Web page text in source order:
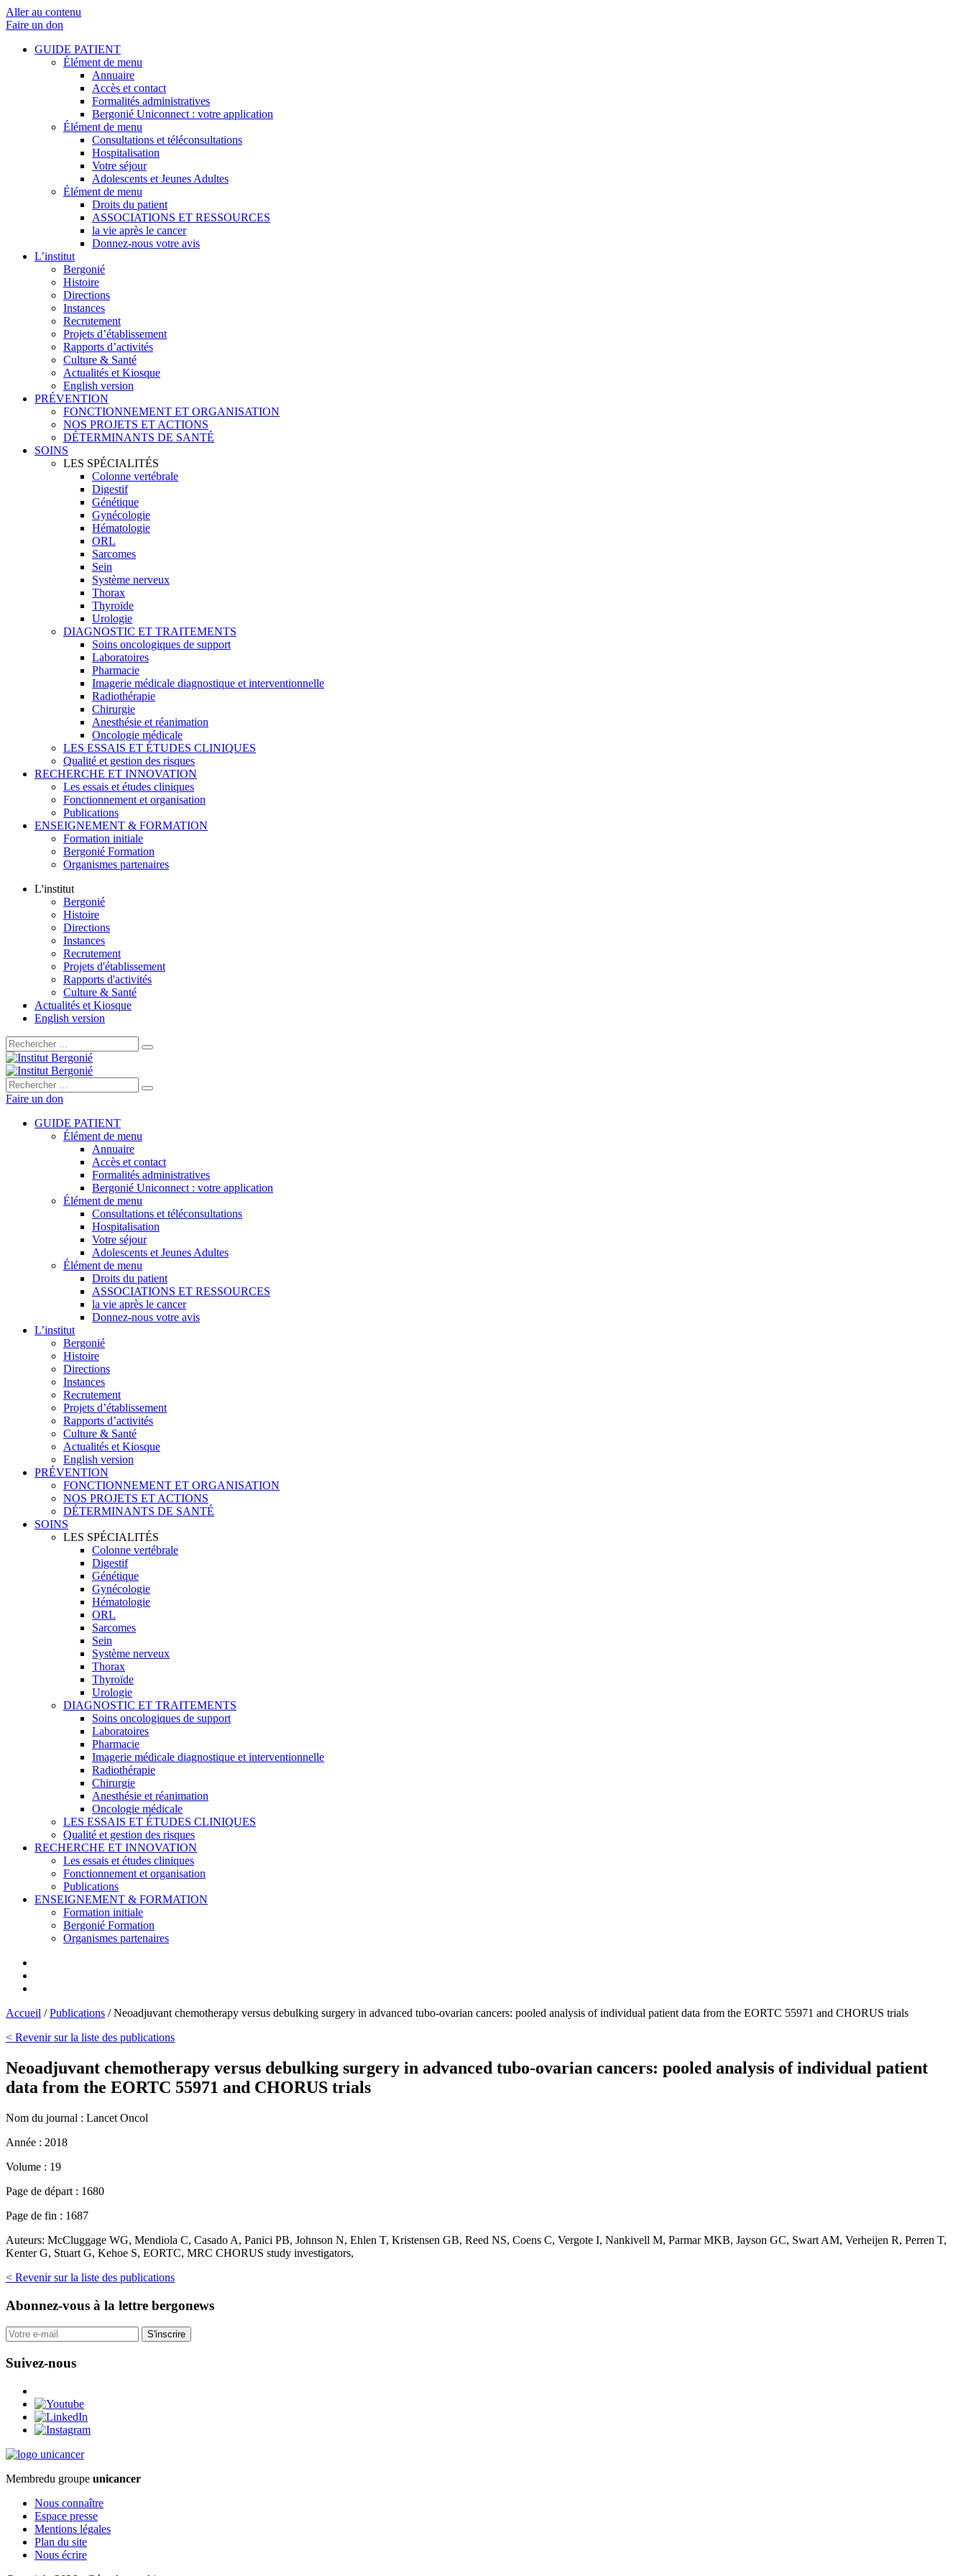
Aller au contenu
Faire un don
GUIDE PATIENT
Élément de menu
Annuaire
Accès et contact
Formalités administratives
Bergonié Uniconnect : votre application
Élément de menu
Consultations et téléconsultations
Hospitalisation
Votre séjour
Adolescents et Jeunes Adultes
Élément de menu
Droits du patient
ASSOCIATIONS ET RESSOURCES
la vie après le cancer
Donnez-nous votre avis
L’institut
Bergonié
Histoire
Directions
Instances
Recrutement
Projets d’établissement
Rapports d’activités
Culture & Santé
Actualités et Kiosque
English version
PRÉVENTION
FONCTIONNEMENT ET ORGANISATION
NOS PROJETS ET ACTIONS
DÉTERMINANTS DE SANTÉ
SOINS
LES SPÉCIALITÉS
Colonne vertébrale
Digestif
Génétique
Gynécologie
Hématologie
ORL
Sarcomes
Sein
Système nerveux
Thorax
Thyroïde
Urologie
DIAGNOSTIC ET TRAITEMENTS
Soins oncologiques de support
Laboratoires
Pharmacie
Imagerie médicale diagnostique et interventionnelle
Radiothérapie
Chirurgie
Anesthésie et réanimation
Oncologie médicale
LES ESSAIS ET ÉTUDES CLINIQUES
Qualité et gestion des risques
RECHERCHE ET INNOVATION
Les essais et études cliniques
Fonctionnement et organisation
Publications
ENSEIGNEMENT & FORMATION
Formation initiale
Bergonié Formation
Organismes partenaires
L'institut
Bergonié
Histoire
Directions
Instances
Recrutement
Projets d'établissement
Rapports d'activités
Culture & Santé
Actualités et Kiosque
English version
Rechercher :
Rechercher :
Faire un don
GUIDE PATIENT
Élément de menu
Annuaire
Accès et contact
Formalités administratives
Bergonié Uniconnect : votre application
Élément de menu
Consultations et téléconsultations
Hospitalisation
Votre séjour
Adolescents et Jeunes Adultes
Élément de menu
Droits du patient
ASSOCIATIONS ET RESSOURCES
la vie après le cancer
Donnez-nous votre avis
L’institut
Bergonié
Histoire
Directions
Instances
Recrutement
Projets d’établissement
Rapports d’activités
Culture & Santé
Actualités et Kiosque
English version
PRÉVENTION
FONCTIONNEMENT ET ORGANISATION
NOS PROJETS ET ACTIONS
DÉTERMINANTS DE SANTÉ
SOINS
LES SPÉCIALITÉS
Colonne vertébrale
Digestif
Génétique
Gynécologie
Hématologie
ORL
Sarcomes
Sein
Système nerveux
Thorax
Thyroïde
Urologie
DIAGNOSTIC ET TRAITEMENTS
Soins oncologiques de support
Laboratoires
Pharmacie
Imagerie médicale diagnostique et interventionnelle
Radiothérapie
Chirurgie
Anesthésie et réanimation
Oncologie médicale
LES ESSAIS ET ÉTUDES CLINIQUES
Qualité et gestion des risques
RECHERCHE ET INNOVATION
Les essais et études cliniques
Fonctionnement et organisation
Publications
ENSEIGNEMENT & FORMATION
Formation initiale
Bergonié Formation
Organismes partenaires
Accueil /Publications /Neoadjuvant chemotherapy versus debulking surgery in advanced tubo-ovarian cancers: pooled analysis of individual patient data from the EORTC 55971 and CHORUS trials
< Revenir sur la liste des publications
Neoadjuvant chemotherapy versus debulking surgery in advanced tubo-ovarian cancers: pooled analysis of individual patient
data from the EORTC 55971 and CHORUS trials
Nom du journal : Lancet Oncol
Année : 2018
Volume : 19
Page de départ : 1680
Page de fin : 1687
Auteurs: McCluggage WG, Mendiola C, Casado A, Panici PB, Johnson N, Ehlen T, Kristensen GB, Reed NS, Coens C, Vergote I, Nankivell M, Parmar MKB, Jayson GC, Swart AM, Verheijen R, Perren T,
Kenter G, Stuart G, Kehoe S, EORTC, MRC CHORUS study investigators,
< Revenir sur la liste des publications
Abonnez-vous à la lettre bergonews
S'inscrire
Suivez-nous
Membredu groupe unicancer
Nous connaître
Espace presse
Mentions légales
Plan du site
Nous écrire